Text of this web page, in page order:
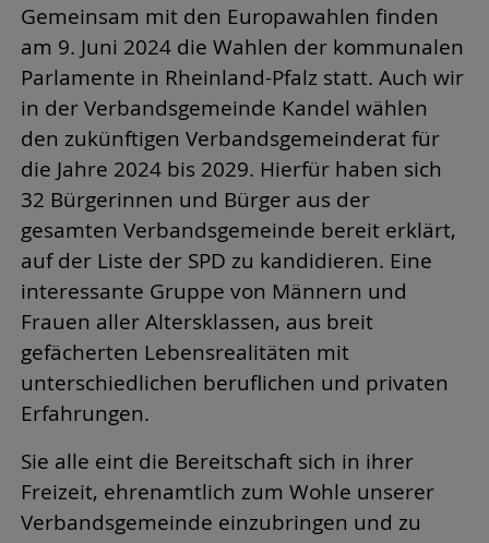
Gemeinsam mit den Europawahlen finden
am 9. Juni 2024 die Wahlen der kommunalen
Parlamente in Rheinland-Pfalz statt. Auch wir
in der Verbandsgemeinde Kandel wählen
den zukünftigen Verbandsgemeinderat für
die Jahre 2024 bis 2029. Hierfür haben sich
32 Bürgerinnen und Bürger aus der
gesamten Verbandsgemeinde bereit erklärt,
auf der Liste der SPD zu kandidieren. Eine
interessante Gruppe von Männern und
Frauen aller Altersklassen, aus breit
gefächerten Lebensrealitäten mit
unterschiedlichen beruflichen und privaten
Erfahrungen.
Sie alle eint die Bereitschaft sich in ihrer
Freizeit, ehrenamtlich zum Wohle unserer
Verbandsgemeinde einzubringen und zu